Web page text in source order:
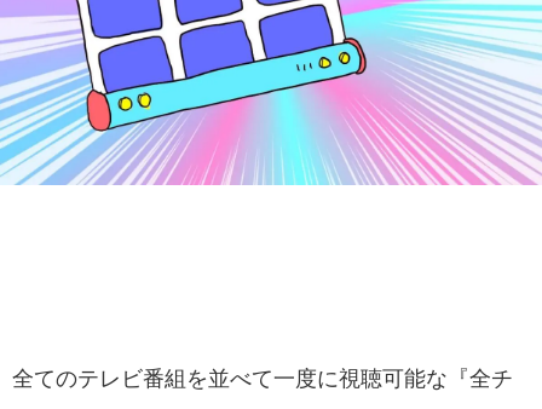
全てのテレビ番組を並べて一度に視聴可能な『全チ